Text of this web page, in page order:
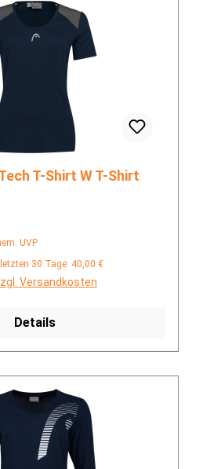
22 Tech T-Shirt W T-Shirt
UVP
30 Tage: 40,00 €
Versandkosten
Details